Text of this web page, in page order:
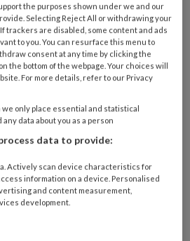
*
the purposes shown under we and our
Selecting Reject All or withdrawing your
trackers are disabled, some content and ads
to you. You can resurface this menu to
consent at any time by clicking the
the bottom of the webpage. Your choices will
For more details, refer to our Privacy
only place essential and statistical
data about you as a person
data to provide:
Actively scan device characteristics for
information on a device. Personalised
and content measurement,
development.